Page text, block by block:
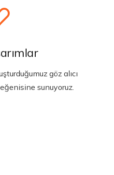
göz alıcı
sunuyoruz.